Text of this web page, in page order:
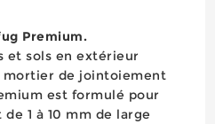
Premium.
et sols en extérieur
de jointoiement
est formulé pour
1 à 10 mm de large